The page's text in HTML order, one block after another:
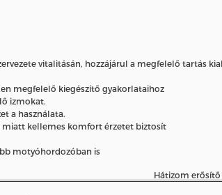
vitalitásán, hozzájárul a megfelelő tartás
megfelelő kiegészítő gyakorlataihoz
izmokat.
a használata.
miatt kellemes komfort érzetet biztosít
motyóhordozóban is
Hátizom